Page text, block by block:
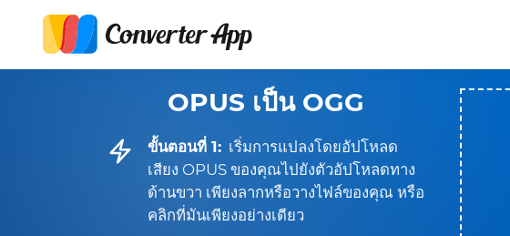
OPUS เป็น OGG
ขั้นตอนที่ 1: เริ่มการแปลงโดยอัปโหลด
เสียง OPUS ของคุณไปยังตัวอัปโหลดทาง
ด้านขวา เพียงลากหรือวางไฟล์ของคุณ หรือ
คลิกที่มันเพียงอย่างเดียว